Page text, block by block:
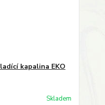
kapalina EKO
Skladem